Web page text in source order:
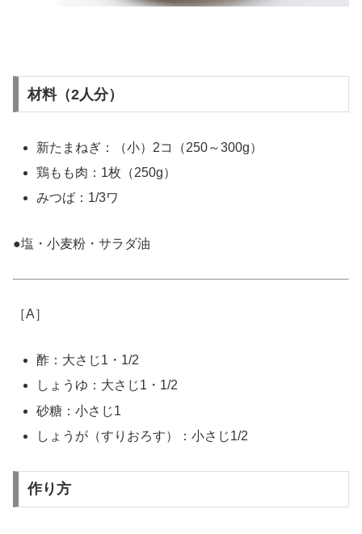
材料（2人分）
新たまねぎ：（小）2コ（250～300g）
鶏もも肉：1枚（250g）
みつば：1/3ワ
●塩・小麦粉・サラダ油
［A］
酢：大さじ1・1/2
しょうゆ：大さじ1・1/2
砂糖：小さじ1
しょうが（すりおろす）：小さじ1/2
作り方